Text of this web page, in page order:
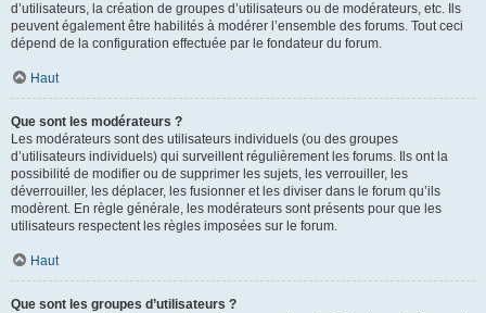
d’utilisateurs, la création de groupes d’utilisateurs ou de modérateurs, etc. Ils
peuvent également être habilités à modérer l’ensemble des forums. Tout ceci
dépend de la configuration effectuée par le fondateur du forum.
Haut
Que sont les modérateurs ?
Les modérateurs sont des utilisateurs individuels (ou des groupes
d’utilisateurs individuels) qui surveillent régulièrement les forums. Ils ont la
possibilité de modifier ou de supprimer les sujets, les verrouiller, les
déverrouiller, les déplacer, les fusionner et les diviser dans le forum qu’ils
modèrent. En règle générale, les modérateurs sont présents pour que les
utilisateurs respectent les règles imposées sur le forum.
Haut
Que sont les groupes d’utilisateurs ?